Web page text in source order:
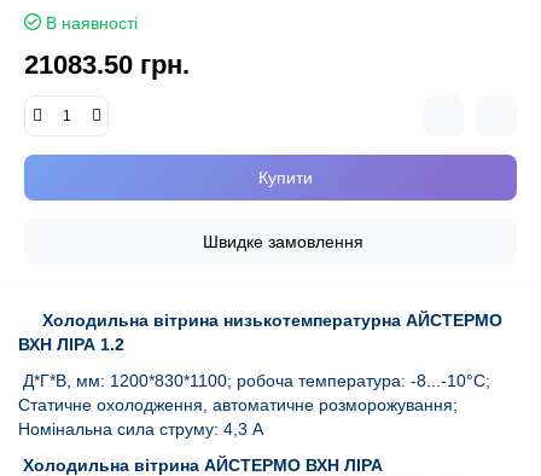
В наявності
21083.50 грн.
Купити
Швидке замовлення
Холодильна вітрина низькотемпературна АЙСТЕРМО
ВХН ЛІРА 1.2
Д*Г*В, мм: 1200*830*1100; робоча температура: -8...-10°C;
Статичне охолодження, автоматичне розморожування;
Номінальна сила струму: 4,3 А
Холодильна вітрина АЙСТЕРМО ВХН ЛІРА